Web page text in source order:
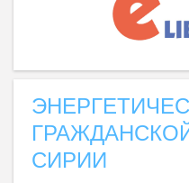
СИРИИ